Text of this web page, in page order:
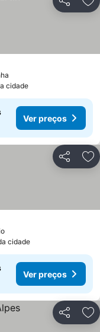
Partilhar
cidade
Ver preços
Partilhar
cidade
Ver preços
Partilhar